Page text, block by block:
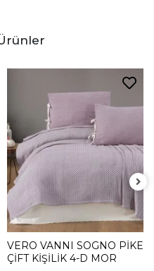
VERO VANNI SOGNO PİKE
ÇİFT KİŞİLİK 4-D MOR